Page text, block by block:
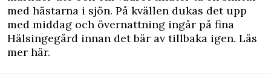
med hästarna i sjön. På kvällen dukas det upp
med middag och övernattning ingår på fina
Hälsingegård innan det bär av tillbaka igen. Läs
mer här.